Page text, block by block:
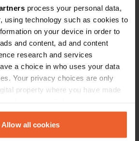
process your personal data,
using technology such as cookies to
on your device in order to
and content, ad and content
research and services
a choice in who uses your data
Your privacy choices are only
property where you have made
Declaration or by clicking on
Allow all cookies
Es-tu déjà venu ici ?
France